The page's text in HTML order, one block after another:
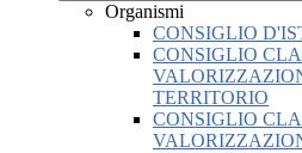
Organismi
CONSIGLIO
CONSIGLIO
TERRITORIO
CONSIGLIO